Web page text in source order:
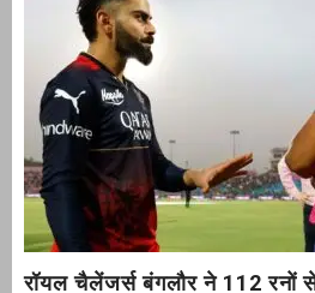
रॉयल चैलेंजर्स बंगलौर ने 112 रनों